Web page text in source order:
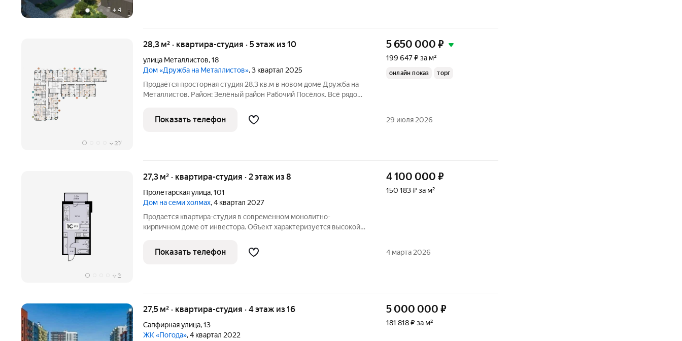
+ 4
+ 27
28,3 м² · квартира-студия · 5 этаж из 10
улица Металлистов,18
Дом «Дружба на Металлистов», 3 квартал 2025
Продаётся просторная студия 28,3 кв.м в новом доме Дружба на
Металлистов. Район: Зелёный район Рабочий Посёлок. Всё рядом:
5 650 000 ₽
199 647 ₽ за м²
онлайн показ торг
Показать телефон 29 июля 2026
+ 2
27,3 м² · квартира-студия · 2 этаж из 8
Пролетарская улица,101
Дом на семи холмах, 4 квартал 2027
Продается квартира-студия в современном монолитно-
кирпичном доме от инвестора. Объект характеризуется высокой
этажность всего восемь уровней гарантирует камерность,
отсутствие суеты и
4 100 000 ₽
150 183 ₽ за м²
Показать телефон 4 марта 2026
27,5 м² · квартира-студия · 4 этаж из 16
Сапфирная улица,13
ЖК «Погода», 4 квартал 2022
5 000 000 ₽
181 818 ₽ за м²